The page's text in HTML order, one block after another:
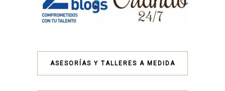
ASESORÍAS Y TALLERES A MEDIDA